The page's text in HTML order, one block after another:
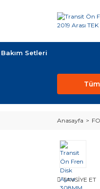
Bakım Setleri
Anasayfa
TAVSİYE ET